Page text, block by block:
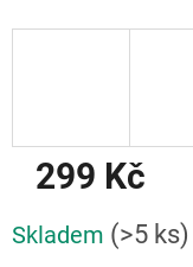
299 Kč
cena:
Skladem (>5 ks)